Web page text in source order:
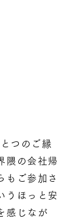
つのご縁
隈の会社帰
もご参加さ
うほっと安
感じなが